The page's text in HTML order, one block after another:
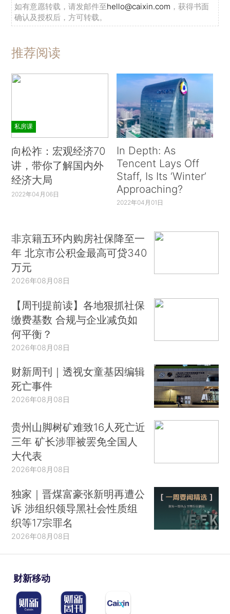
如有意愿转载，请发邮件至hello@caixin.com ，获得书面
确认及授权后，方可转载。
推荐阅读
私房课
向松祚：宏观经济70
讲，带你了解国内外
经济大局
2022年04月06日
In Depth: As
Tencent Lays Off
Staff, Is Its ‘Winter’
Approaching?
2022年04月01日
非京籍五环内购房社保降至一
年 北京市公积金最高可贷340
万元
2026年08月08日
【周刊提前读】各地狠抓社保
缴费基数 合规与企业减负如
何平衡？
2026年08月08日
财新周刊｜透视女童基因编辑
死亡事件
2026年08月08日
贵州山脚树矿难致16人死亡近
三年 矿长涉罪被罢免全国人
大代表
2026年08月08日
独家｜晋煤富豪张新明再遭公
诉 涉组织领导黑社会性质组
织等17宗罪名
2026年08月08日
财新移动